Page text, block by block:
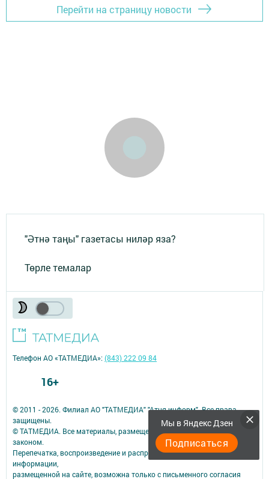
Перейти на страницу новости
"Әтнә таңы" газетасы ниләр яза?
Төрле темалар
Мы в Яндекс Дзен
Подписаться
© 2011 - 2026. Филиал АО "ТАТМЕДИА" "Атня-информ". Все права
защищены.
© ТАТМЕДИА. Все материалы, размещенные на сайте, защищены
законом.
Перепечатка, воспроизведение и распространение в любом объеме
информации,
размещенной на сайте, возможна только с письменного согласия
Телефон АО «ТАТМЕДИА»:(843) 222 09 84
16+